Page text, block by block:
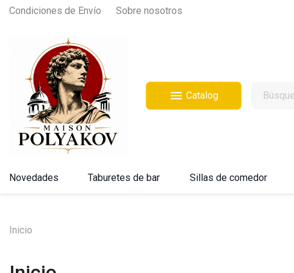
Condiciones de Envío Sobre nosotros
 Catalog
Novedades Taburetes de bar Sillas de comedor
Inicio